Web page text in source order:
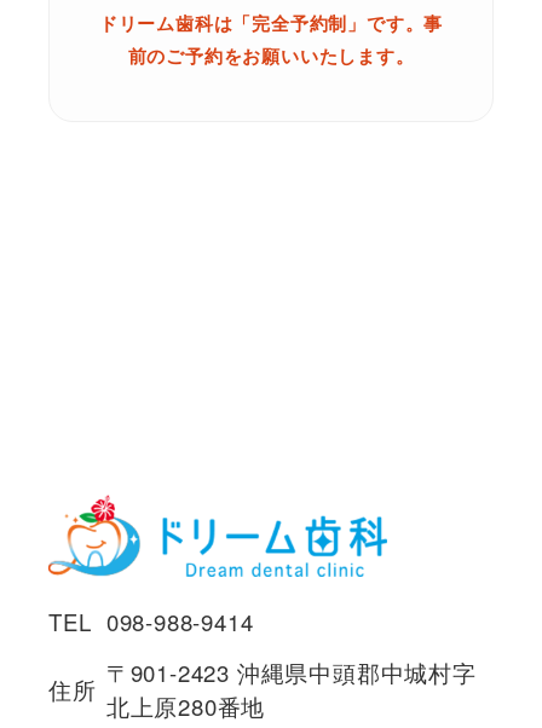
ドリーム歯科は「完全予約制」です。事
前のご予約をお願いいたします。
TEL 098-988-9414
住所
〒901-2423 沖縄県中頭郡中城村字
北上原280番地